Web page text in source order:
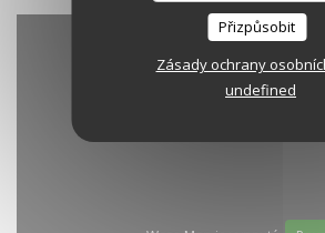
Přizpůsobit
Zásady ochrany
undefined